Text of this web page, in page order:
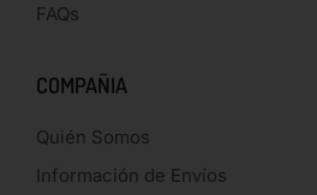
FAQs
COMPAÑIA
Quién Somos
Información de Envíos